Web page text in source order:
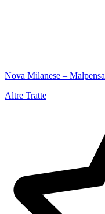
Nova Milanese – Malpensa
Altre Tratte